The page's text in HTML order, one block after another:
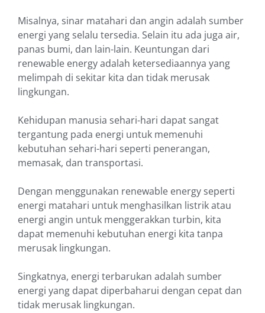
Misalnya, sinar matahari dan angin adalah sumber
energi yang selalu tersedia. Selain itu ada juga air,
panas bumi, dan lain-lain. Keuntungan dari
renewable energy adalah ketersediaannya yang
melimpah di sekitar kita dan tidak merusak
lingkungan.
Kehidupan manusia sehari-hari dapat sangat
tergantung pada energi untuk memenuhi
kebutuhan sehari-hari seperti penerangan,
memasak, dan transportasi.
Dengan menggunakan renewable energy seperti
energi matahari untuk menghasilkan listrik atau
energi angin untuk menggerakkan turbin, kita
dapat memenuhi kebutuhan energi kita tanpa
merusak lingkungan.
Singkatnya, energi terbarukan adalah sumber
energi yang dapat diperbaharui dengan cepat dan
tidak merusak lingkungan.